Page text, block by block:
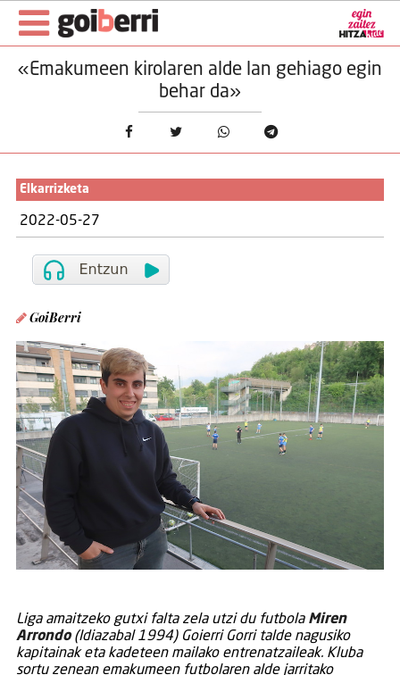
«Emakumeen kirolaren alde lan gehiago egin
behar da»
Elkarrizketa
2022-05-27
GoiBerri
Liga amaitzeko gutxi falta zela utzi du futbola Miren
Arrondo(Idiazabal 1994) Goierri Gorri talde nagusiko
kapitainak eta kadeteen mailako entrenatzaileak. Kluba
sortu zenean emakumeen futbolaren alde jarritako